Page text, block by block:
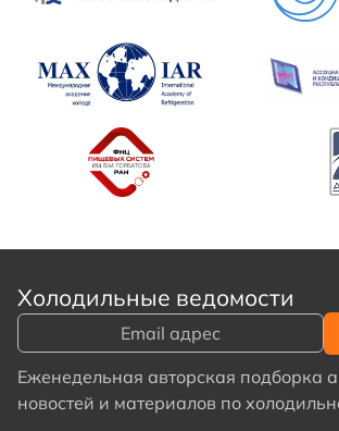
Холодильные ведомости
Еженедельная авторская подборка
новостей и материалов по